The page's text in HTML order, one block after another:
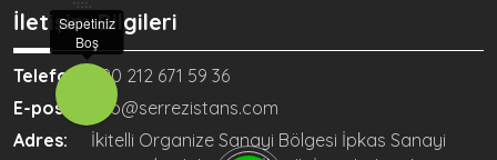
İletişim Bilgileri
Telefon:
+90 212 671 59 36
E-posta:
info@serrezistans.com
Adres:
İkitelli Organize Sanayi Bölgesi İpkas Sanayi
Sepetiniz
Boş